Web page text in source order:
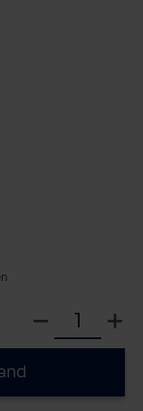
optie is
c